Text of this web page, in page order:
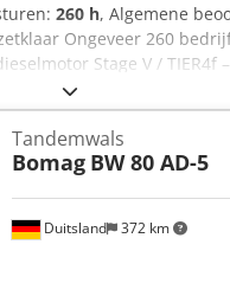
260 h, Algemene
Ongeveer 260
Stage V /
aandrijving voor
met
urenteller –
– verstelbare
– 12 V-
motorkap van
Duitsland 372 km
Tandemwals
Bomag BW 80 AD-5